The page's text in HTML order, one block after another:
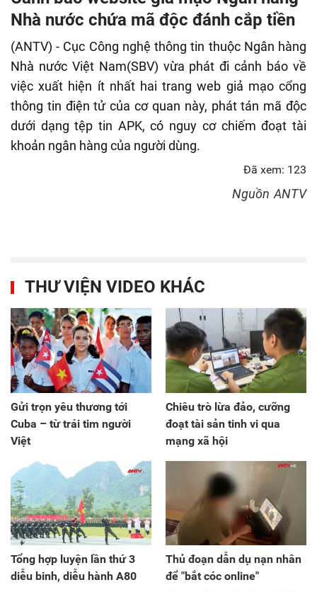
Nhà nước chứa mã độc đánh cắp tiền
(ANTV) - Cục Công nghệ thông tin thuộc Ngân hàng
Nhà nước Việt Nam(SBV) vừa phát đi cảnh báo về
việc xuất hiện ít nhất hai trang web giả mạo cổng
thông tin điện tử của cơ quan này, phát tán mã độc
dưới dạng tệp tin APK, có nguy cơ chiếm đoạt tài
khoản ngân hàng của người dùng.
Đã xem: 123
Nguồn ANTV
THƯ VIỆN VIDEO KHÁC
Gửi trọn yêu thương tới
Cuba – từ trái tim người
Việt
Chiêu trò lừa đảo, cưỡng
đoạt tài sản tinh vi qua
mạng xã hội
Tổng hợp luyện lần thứ 3
diễu binh, diễu hành A80
Thủ đoạn dẫn dụ nạn nhân
để "bắt cóc online"